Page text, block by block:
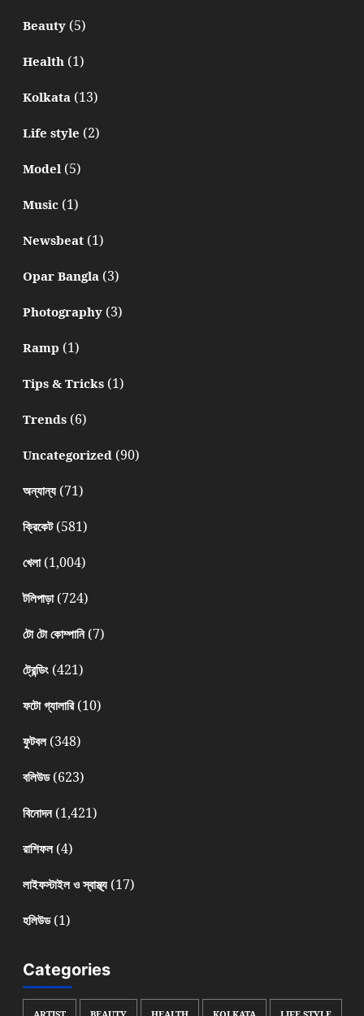
Beauty(5)
Health(1)
Kolkata(13)
Life style (2)
Model(5)
Music(1)
Newsbeat(1)
Opar Bangla(3)
Photography(3)
Ramp (1)
Tips & Tricks(1)
Trends(6)
Uncategorized(90)
অন্যান্য(71)
ক্রিকেট(581)
খেলা(1,004)
টলিপাড়া(724)
টো টো কোম্পানি(7)
ট্রেন্ডিং(421)
ফটো গ্যালারি(10)
ফুটবল(348)
বলিউড(623)
বিনোদন(1,421)
রাশিফল(4)
লাইফস্টাইল ও স্বাস্থ্য(17)
হলিউড(1)
Categories